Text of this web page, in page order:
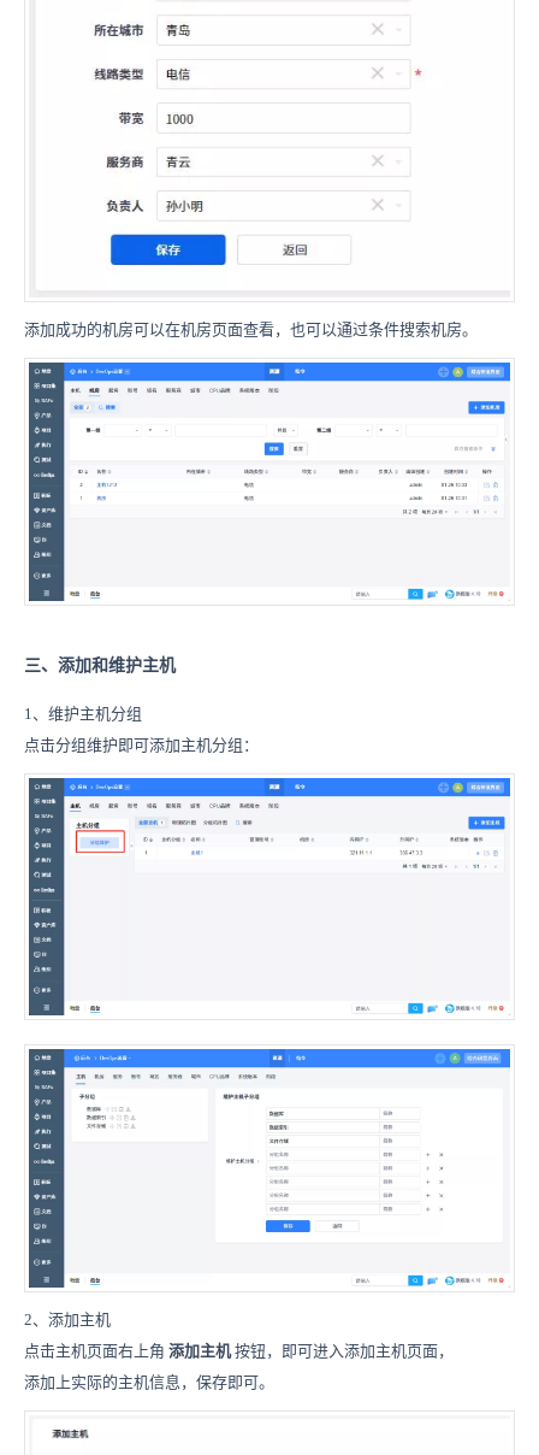
添加成功的机房可以在机房页面查看，也可以通过条件搜索机房。
三、添加和维护主机
1、维护主机分组
点击分组维护即可添加主机分组：
2、添加主机
点击主机页面右上角 添加主机按钮，即可进入添加主机页面，
添加上实际的主机信息，保存即可。